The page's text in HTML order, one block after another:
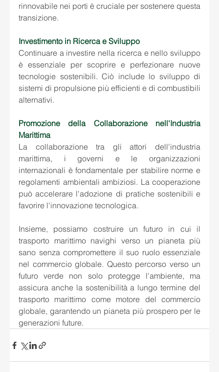
rinnovabile nei porti è cruciale per sostenere questa
transizione.
Investimento in Ricerca e Sviluppo
Continuare a investire nella ricerca e nello sviluppo
è essenziale per scoprire e perfezionare nuove
tecnologie sostenibili. Ciò include lo sviluppo di
sistemi di propulsione più efficienti e di combustibili
alternativi.
Promozione della Collaborazione nell'Industria
Marittima
La collaborazione tra gli attori dell'industria
marittima, i governi e le organizzazioni
internazionali è fondamentale per stabilire norme e
regolamenti ambientali ambiziosi. La cooperazione
può accelerare l'adozione di pratiche sostenibili e
favorire l'innovazione tecnologica.
Insieme, possiamo costruire un futuro in cui il
trasporto marittimo navighi verso un pianeta più
sano senza compromettere il suo ruolo essenziale
nel commercio globale. Questo percorso verso un
futuro verde non solo protegge l'ambiente, ma
assicura anche la sostenibilità a lungo termine del
trasporto marittimo come motore del commercio
globale, garantendo un pianeta più prospero per le
generazioni future.